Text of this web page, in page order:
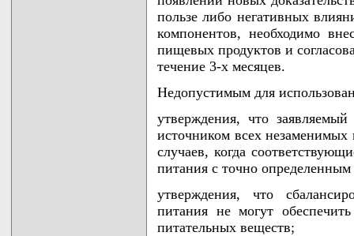
пользе либо негативных
компонентов, необходимо
пищевых продуктов и
течение 3-х месяцев.
Недопустимым для
утверждения, что
источником всех
случаев, когда
питания с точно
утверждения, что
питания не могут
питательных веществ;